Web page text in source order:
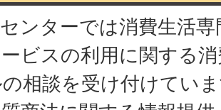
ンターでは消費生活
ビスの利用に関する
の相談を受け付けてい